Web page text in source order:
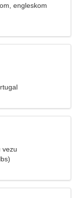
engleskom
vezu